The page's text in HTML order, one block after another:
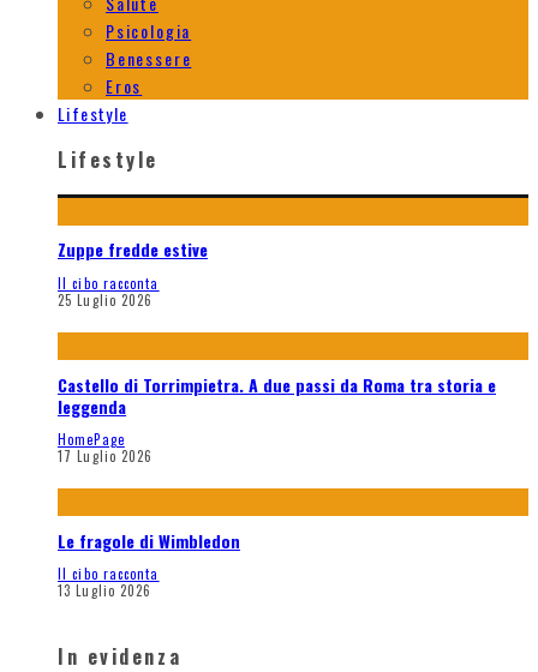
Psicologia
Benessere
Eros
Lifestyle
Lifestyle
Zuppe fredde estive
Il cibo racconta
25 Luglio 2026
Castello di Torrimpietra. A due passi da Roma tra storia e
leggenda
HomePage
17 Luglio 2026
Le fragole di Wimbledon
Il cibo racconta
13 Luglio 2026
In evidenza